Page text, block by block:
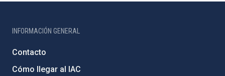
INFORMACIÓN GENERAL
Contacto
Cómo llegar al IAC